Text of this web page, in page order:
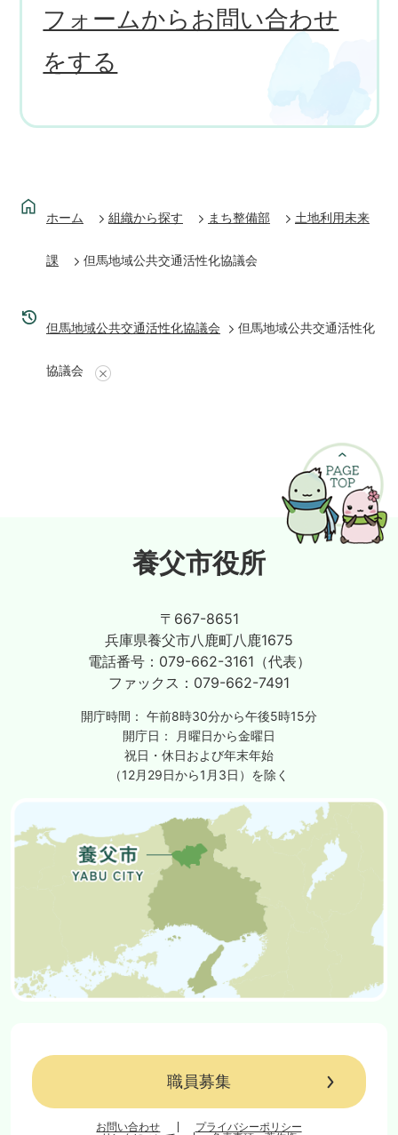
フォームからお問い合わせ
をする
ホーム 組織から探す まち整備部 土地利用未来
課 但馬地域公共交通活性化協議会
但馬地域公共交通活性化協議会 但馬地域公共交通活性化
協議会
養父市役所
〒667-8651
兵庫県養父市八鹿町八鹿1675
電話番号： 079-662-3161（代表）
ファックス： 079-662-7491
開庁時間： 午前8時30分から午後5時15分
開庁日：
月曜日から金曜日
祝日・休日および年末年始
（12月29日から1月3日）を除く
職員募集
お問い合わせ
プライバシーポリシー